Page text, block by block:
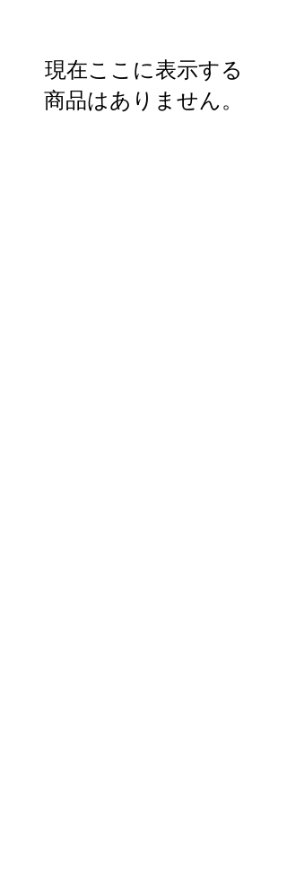
現在ここに表示する
商品はありません。